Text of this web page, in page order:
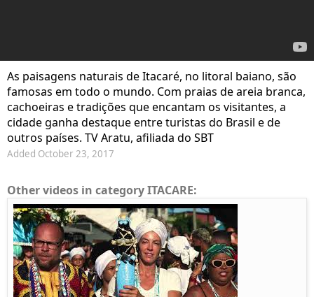
As paisagens naturais de Itacaré, no litoral baiano, são
famosas em todo o mundo. Com praias de areia branca,
cachoeiras e tradições que encantam os visitantes, a
cidade ganha destaque entre turistas do Brasil e de
outros países. TV Aratu, afiliada do SBT
Added October 23, 2017
Other videos in category ITACARE: